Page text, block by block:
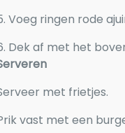
Voeg ringen rode
Dek af met het
met frietjes.
vast met een